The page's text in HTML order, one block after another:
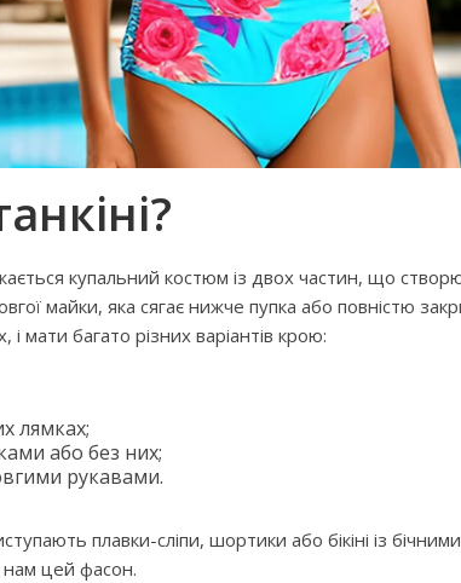
купальний костюм із двох частин, що
майки, яка сягає нижче пупка або повністю
і мати багато різних варіантів крою:
лямках;
або без них;
рукавами.
плавки-сліпи, шортики або бікіні із
нам цей фасон.
10 ігор з усього світу, щоб
нарешті відірвати дітей від
планшетів
для
Корчак Януш